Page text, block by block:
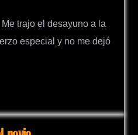
trajo el desayuno a la
especial y no me dejó